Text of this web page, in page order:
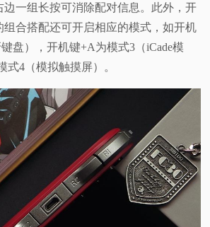
边一组长按可消除配对信息。此外，开
组合搭配还可开启相应的模式，如开机
盘），开机键+A为模式3（iCade模
式4（模拟触摸屏）。